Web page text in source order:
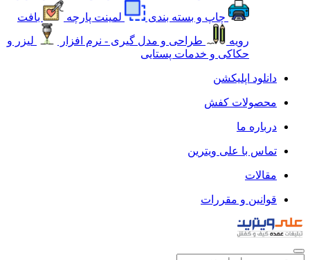
چاپ و بسته بندی
لمینت پارچه
بافت
رویه
طراحی و مدل گیری - نرم افزار
لیزر و
حکاکی و خدمات پستایی
دانلود اپلیکشن
محصولات کفش
درباره ما
تماس با علی ویترین
مقالات
قوانین و مقررات